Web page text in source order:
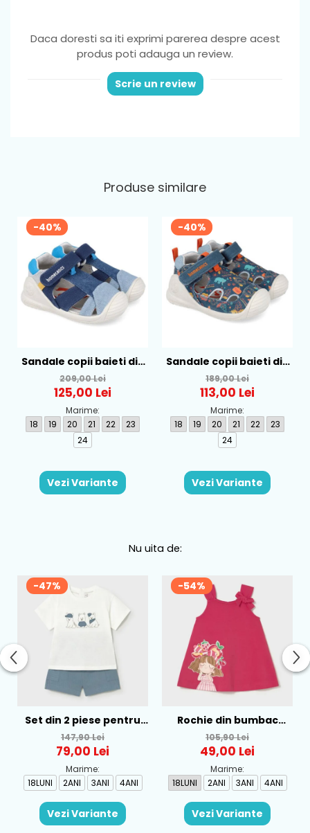
Daca doresti sa iti exprimi parerea despre acest
produs poti adauga un review.
Scrie un review
Produse similare
-40%
Sandale copii baieti din
textil Biomecanics,
Albastru - 262186-A008
209,00 Lei
125,00 Lei
Marime:
18
19 20 21 22
23
24
Vezi Variante
-40%
Sandale copii baieti din
textil Biomecanics,
Albastru - 262184-A556
189,00 Lei
113,00 Lei
Marime:
18
19 20 21 22
23
24
Vezi Variante
Nu uita de:
-47%
Set din 2 piese pentru
baieti Mayoral, Alb-
Albastru - 1665-31
147,90 Lei
79,00 Lei
Marime:
18LUNI
2ANI 3ANI 4ANI
Vezi Variante
-54%
Rochie din bumbac
pentru fete Mayoral,
Rosu - 1930-069
105,90 Lei
49,00 Lei
Marime:
18LUNI
2ANI 3ANI 4ANI
Vezi Variante